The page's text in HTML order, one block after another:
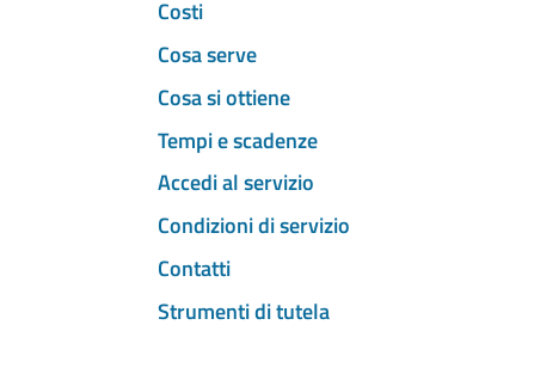
Costi
Cosa serve
Cosa si ottiene
Tempi e scadenze
Accedi al servizio
Condizioni di servizio
Contatti
Strumenti di tutela